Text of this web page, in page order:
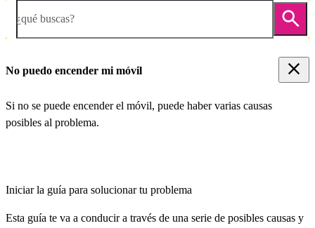
¿qué buscas?
No puedo encender mi móvil
Si no se puede encender el móvil, puede haber varias causas
posibles al problema.
Iniciar la guía para solucionar tu problema
Esta guía te va a conducir a través de una serie de posibles causas y